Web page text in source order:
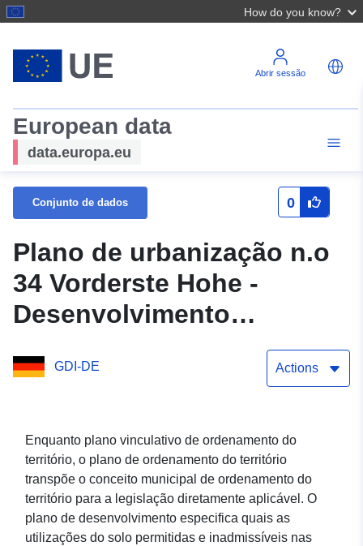
How do you know?
Abrir sessão
European data
data.europa.eu
Conjunto de dados 0
Plano de urbanização n.o
34 Vorderste Hohe -
Desenvolvimento
residencial na Berliner
Weg - Cidade de
(WFS)
GDI-DE Actions
Enquanto plano vinculativo de ordenamento do
território, o plano de ordenamento do território
transpõe o conceito municipal de ordenamento do
território para a legislação diretamente aplicável. O
plano de desenvolvimento especifica quais as
utilizações do solo permitidas e inadmissíveis nas